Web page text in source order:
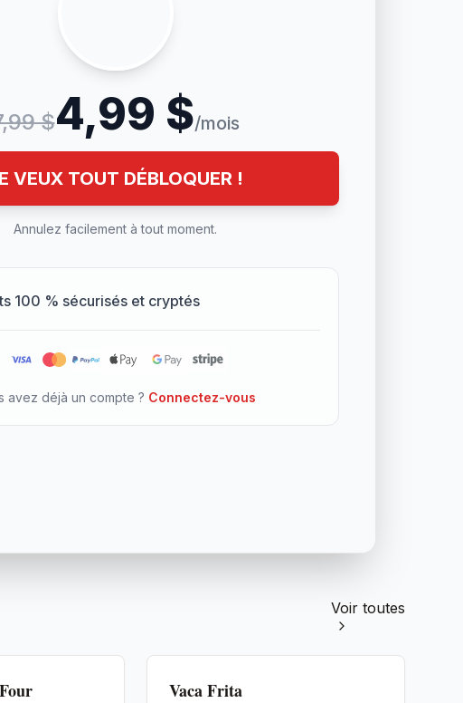
$4,99 $/mois
VEUX TOUT DÉBLOQUER !
Annulez facilement à tout moment.
100 % sécurisés et cryptés
avez déjà un compte ? Connectez-vous
Voir toutes
Vaca Frita